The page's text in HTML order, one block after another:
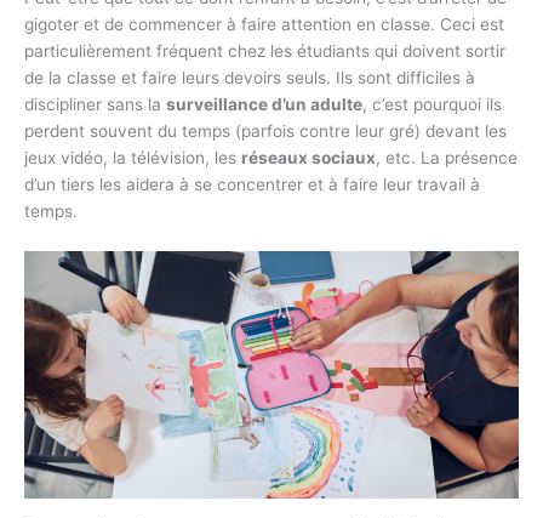
gigoter et de commencer à faire attention en classe. Ceci est
particulièrement fréquent chez les étudiants qui doivent sortir
de la classe et faire leurs devoirs seuls. Ils sont difficiles à
discipliner sans la surveillance d’un adulte, c’est pourquoi ils
perdent souvent du temps (parfois contre leur gré) devant les
jeux vidéo, la télévision, les réseaux sociaux, etc. La présence
d’un tiers les aidera à se concentrer et à faire leur travail à
temps.